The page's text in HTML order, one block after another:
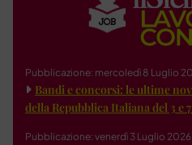
Pubblicazione: mercoledì 8 Luglio
Bandi e concorsi: le ultime
della Repubblica Italiana del 3 e
Pubblicazione: venerdì 3 Luglio 2026